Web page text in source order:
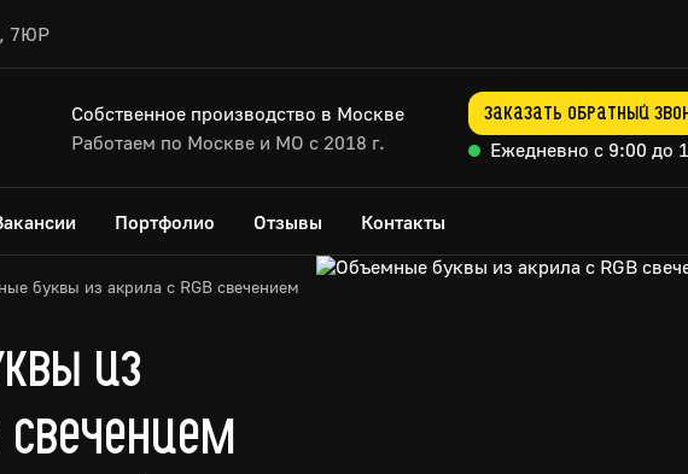
7ЮР
Собственное производство в Москве
Работаем по Москве и МО с 2018 г.
Заказать обратный
Ежедневно с 9:00 до
Портфолио Отзывы Контакты
буквы из акрила с RGB свечением
из
свечением